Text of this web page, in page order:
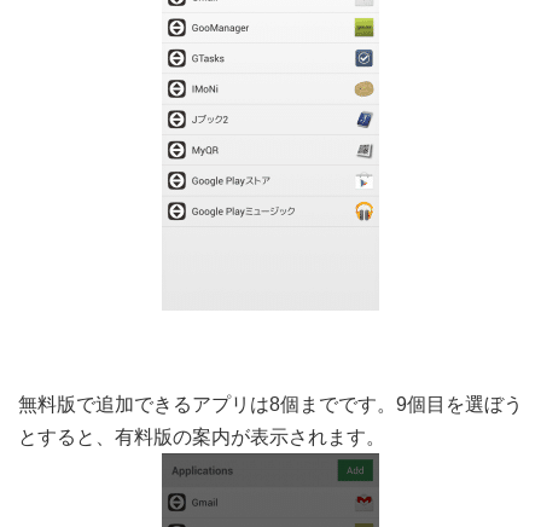
無料版で追加できるアプリは8個までです。9個目を選ぼう
とすると、有料版の案内が表示されます。